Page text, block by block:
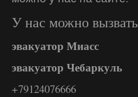
У нас можно вызвать
эвакуатор Миасс
эвакуатор Чебаркуль
+79124076666